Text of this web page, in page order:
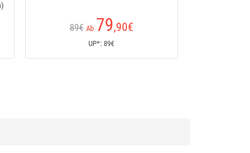
89€ Ab 79,90€
UP*: 89€